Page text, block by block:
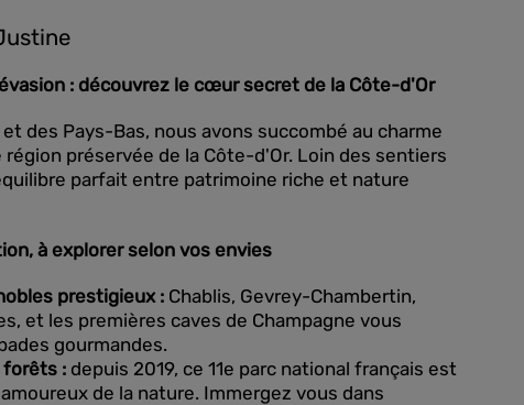
: découvrez le cœur secret de la Côte-d'Or
des Pays-Bas, nous avons succombé au charme
préservée de la Côte-d'Or. Loin des sentiers
parfait entre patrimoine riche et nature
à explorer selon vos envies
prestigieux : Chablis, Gevrey-Chambertin,
et les premières caves de Champagne vous
gourmandes.
forêts : depuis 2019, ce 11e parc national français est
de la nature. Immergez vous dans